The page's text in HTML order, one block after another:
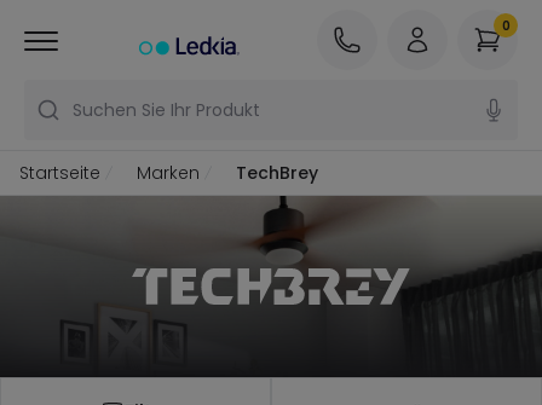
Suchen Sie Ihr Produkt
0
Startseite Marken TechBrey